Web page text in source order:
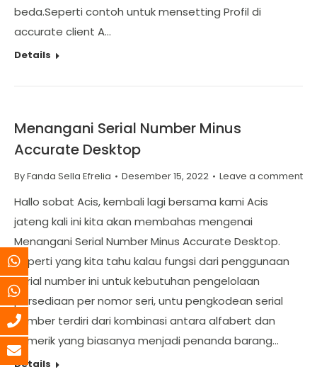
beda.Seperti contoh untuk mensetting Profil di
accurate client A…
Details
Menangani Serial Number Minus
Accurate Desktop
ByFanda Sella Efrelia Desember 15, 2022 Leave a comment
Hallo sobat Acis, kembali lagi bersama kami Acis
jateng kali ini kita akan membahas mengenai
Menangani Serial Number Minus Accurate Desktop.
Seperti yang kita tahu kalau fungsi dari penggunaan
serial number ini untuk kebutuhan pengelolaan
persediaan per nomor seri, untu pengkodean serial
number terdiri dari kombinasi antara alfabert dan
numerik yang biasanya menjadi penanda barang…
Details